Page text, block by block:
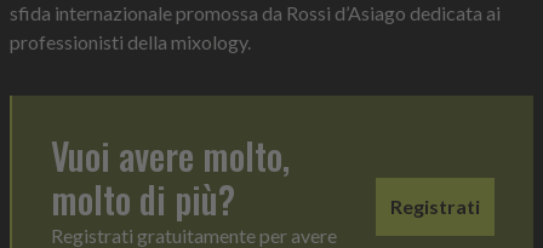
sfida internazionale promossa da Rossi d’Asiago dedicata ai
professionisti della mixology.
Vuoi avere molto,
molto di più?
Registrati gratuitamente per avere
Registrati